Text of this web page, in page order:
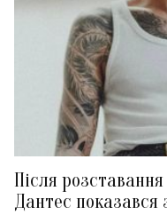
Після
Дантес